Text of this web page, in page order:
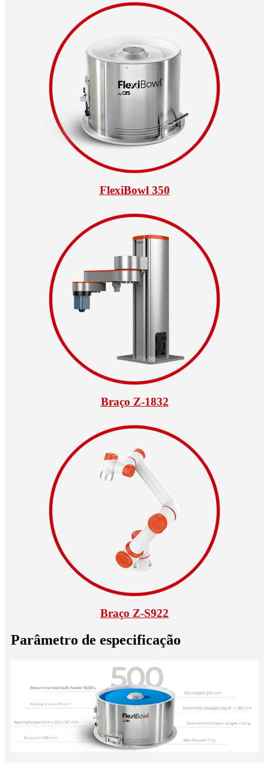
FlexiBowl 350
Braço Z-1832
Braço Z-S922
Parâmetro de especificação